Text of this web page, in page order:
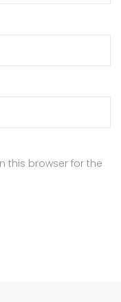
this browser for the